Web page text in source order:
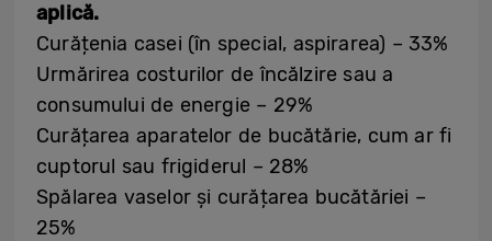
aplică.
Curățenia casei (în special, aspirarea) – 33%
Urmărirea costurilor de încălzire sau a
consumului de energie – 29%
Curățarea aparatelor de bucătărie, cum ar fi
cuptorul sau frigiderul – 28%
Spălarea vaselor și curățarea bucătăriei –
25%